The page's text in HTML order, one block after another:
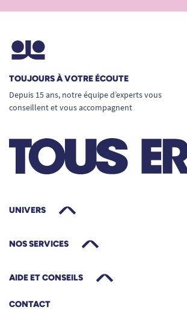
TOUJOURS À VOTRE ÉCOUTE
Depuis 15 ans, notre équipe d’experts vous
conseillent et vous accompagnent
UNIVERS
NOS SERVICES
AIDE ET CONSEILS
CONTACT